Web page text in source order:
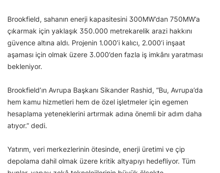
Brookfield, sahanın enerji kapasitesini 300MW’dan 750MW’a
çıkarmak için yaklaşık 350.000 metrekarelik arazi hakkını
güvence altına aldı. Projenin 1.000’i kalıcı, 2.000’i inşaat
aşaması için olmak üzere 3.000’den fazla iş imkânı yaratması
bekleniyor.
Brookfield’ın Avrupa Başkanı Sikander Rashid, “Bu, Avrupa’da
hem kamu hizmetleri hem de özel işletmeler için egemen
hesaplama yeteneklerini artırmak adına önemli bir adım daha
atıyor.” dedi.
Yatırım, veri merkezlerinin ötesinde, enerji üretimi ve çip
depolama dahil olmak üzere kritik altyapıyı hedefliyor. Tüm